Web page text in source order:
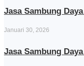
Jasa Sambung
Januari 30, 2026
Jasa Sambung